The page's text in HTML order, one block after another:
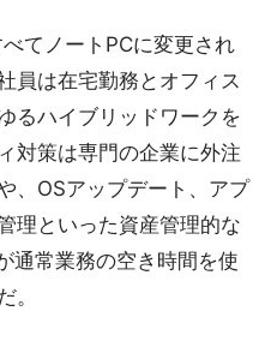
てノートPCに変更され
員は在宅勤務とオフィス
るハイブリッドワークを
対策は専門の企業に外注
、OSアップデート、アプ
理といった資産管理的な
通常業務の空き時間を使
。